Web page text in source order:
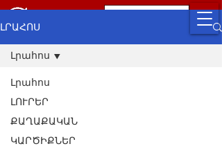
ԼՐԱՀՈՍ
Լրահոս
ԼՈՒՐԵՐ
ՔԱՂԱՔԱԿԱՆ
ԿԱՐԾԻՔՆԵՐ
Լրահոս